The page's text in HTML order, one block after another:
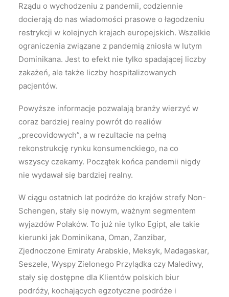
Rządu o wychodzeniu z pandemii, codziennie
docierają do nas wiadomości prasowe o łagodzeniu
restrykcji w kolejnych krajach europejskich. Wszelkie
ograniczenia związane z pandemią zniosła w lutym
Dominikana. Jest to efekt nie tylko spadającej liczby
zakażeń, ale także liczby hospitalizowanych
pacjentów.
Powyższe informacje pozwalają branży wierzyć w
coraz bardziej realny powrót do realiów
„precovidowych”, a w rezultacie na pełną
rekonstrukcję rynku konsumenckiego, na co
wszyscy czekamy. Początek końca pandemii nigdy
nie wydawał się bardziej realny.
W ciągu ostatnich lat podróże do krajów strefy Non-
Schengen, stały się nowym, ważnym segmentem
wyjazdów Polaków. To już nie tylko Egipt, ale takie
kierunki jak Dominikana, Oman, Zanzibar,
Zjednoczone Emiraty Arabskie, Meksyk, Madagaskar,
Seszele, Wyspy Zielonego Przylądka czy Malediwy,
stały się dostępne dla Klientów polskich biur
podróży, kochających egzotyczne podróże i